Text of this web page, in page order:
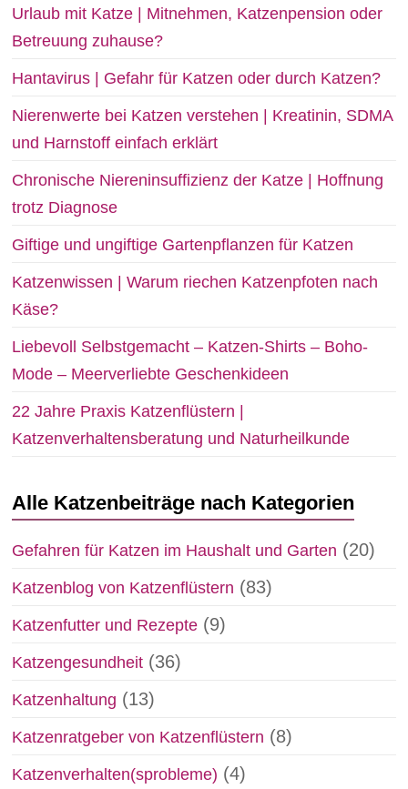
Urlaub mit Katze | Mitnehmen, Katzenpension oder
Betreuung zuhause?
Hantavirus | Gefahr für Katzen oder durch Katzen?
Nierenwerte bei Katzen verstehen | Kreatinin, SDMA
und Harnstoff einfach erklärt
Chronische Niereninsuffizienz der Katze | Hoffnung
trotz Diagnose
Giftige und ungiftige Gartenpflanzen für Katzen
Katzenwissen | Warum riechen Katzenpfoten nach
Käse?
Liebevoll Selbstgemacht – Katzen-Shirts – Boho-
Mode – Meerverliebte Geschenkideen
22 Jahre Praxis Katzenflüstern |
Katzenverhaltensberatung und Naturheilkunde
Alle Katzenbeiträge nach Kategorien
Gefahren für Katzen im Haushalt und Garten (20)
Katzenblog von Katzenflüstern (83)
Katzenfutter und Rezepte (9)
Katzengesundheit (36)
Katzenhaltung (13)
Katzenratgeber von Katzenflüstern (8)
Katzenverhalten(sprobleme) (4)